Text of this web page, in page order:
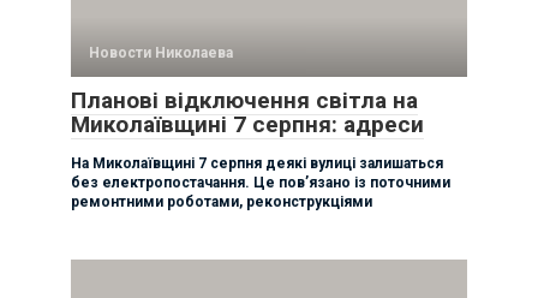
Новости Николаева
Планові відключення світла на
Миколаївщині 7 серпня: адреси
На Миколаївщині 7 серпня деякі вулиці залишаться
без електропостачання. Це пов’язано із поточними
ремонтними роботами, реконструкціями